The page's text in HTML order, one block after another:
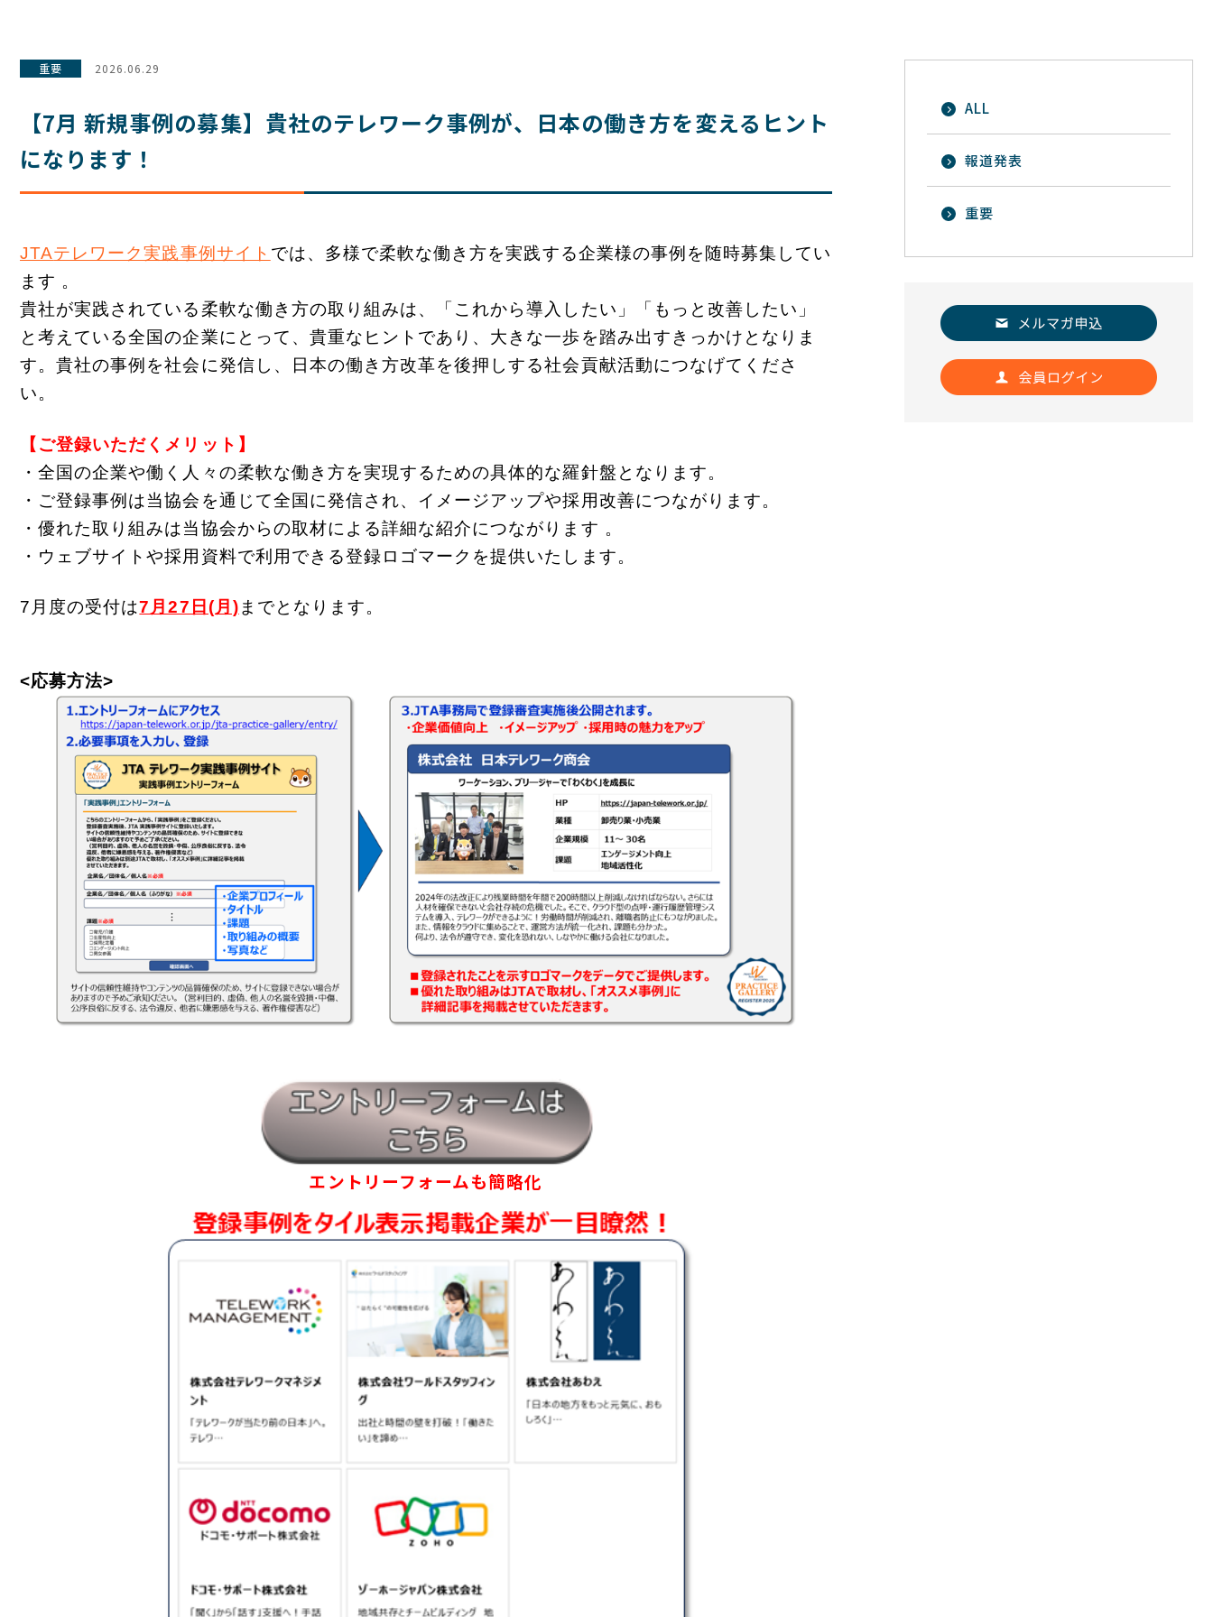
重要 2026.06.29
【7月 新規事例の募集】貴社のテレワーク事例が、日本の働き方を変えるヒント
になります！
JTAテレワーク実践事例サイト では、多様で柔軟な働き方を実践する企業様の事例を随時募集してい
ます 。
貴社が実践されている柔軟な働き方の取り組みは、「これから導入したい」「もっと改善したい」
と考えている全国の企業にとって、貴重なヒントであり、大きな一歩を踏み出すきっかけとなりま
す。貴社の事例を社会に発信し、日本の働き方改革を後押しする社会貢献活動につなげてくださ
い。
【ご登録いただくメリット】
・全国の企業や働く人々の柔軟な働き方を実現するための具体的な羅針盤となります。
・ご登録事例は当協会を通じて全国に発信され、イメージアップや採用改善につながります。
・優れた取り組みは当協会からの取材による詳細な紹介につながります 。
・ウェブサイトや採用資料で利用できる登録ロゴマークを提供いたします。
7 月度の受付は7月27日(月) までとなります。
<応募方法>
エントリーフォームも簡略化
ALL
報道発表
重要